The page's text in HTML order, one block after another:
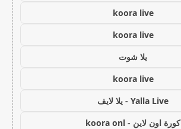
koora live
koora live
يلا شوت
koora live
Yalla Live - يلا لايف
كورة اون لاين - koora onl